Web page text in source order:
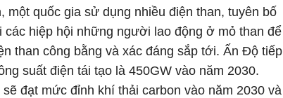
quốc gia sử dụng nhiều điện than, tuyên bố
hiệp hội những người lao động ở mỏ than để
than công bằng và xác đáng sắp tới. Ấn Độ tiếp
suất điện tái tạo là 450GW vào năm 2030.
đạt mức đỉnh khí thải carbon vào năm 2030 và